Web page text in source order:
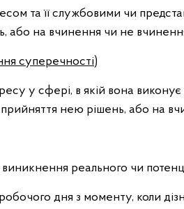
та її службовими чи
або на вчинення чи не
суперечності)
у сфері, в якій вона
нею рішень, або на
реального чи
дня з моменту, коли